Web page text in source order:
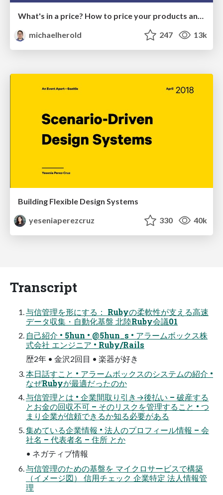
michaelherold
247 13k
Building Flexible Design Systems
yeseniaperezcruz
330 40k
Transcript
与信管理を形にする： Rubyの柔軟性が支える高速
データ収集・自動化基盤 北陸Ruby会議01
自己紹介 • 5hun • @5hun_s • アラームボックス株
式会社 エンジニア • Ruby/Rails
歴2年 • 金沢2回目 • 楽器が好き
本日話すこと • アラームボックスのシステムの紹介 •
なぜRubyが最適だったのか
与信管理とは • 企業間取り引き→後払い – 破産する
とお金の回収不可 – そのリスクを管理すること • つ
まり企業が信頼できるか知る必要がある
集めている企業情報 • 法人のプロフィール情報 – 会
社名 – 代表者名 – 住所 とか
• ネガティブ情報
与信管理のための基盤を マイクロサービスで構築
（イメージ図） 信用チェック 企業特定 法人情報管
理